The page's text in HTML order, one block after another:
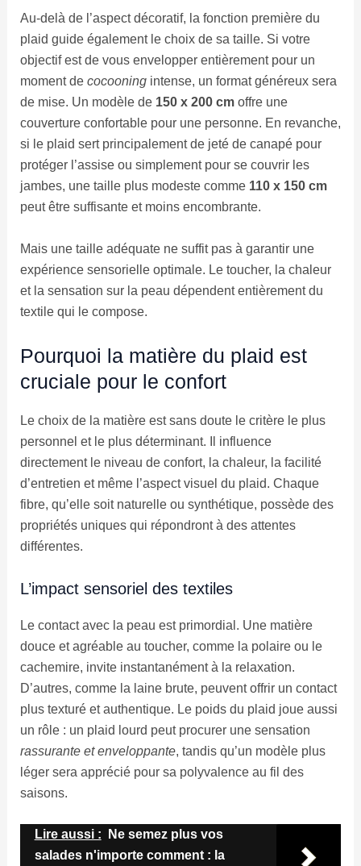
Au-delà de l’aspect décoratif, la fonction première du
plaid guide également le choix de sa taille. Si votre
objectif est de vous envelopper entièrement pour un
moment de cocooningintense, un format généreux sera
de mise. Un modèle de 150 x 200 cmoffre une
couverture confortable pour une personne. En revanche,
si le plaid sert principalement de jeté de canapé pour
protéger l’assise ou simplement pour se couvrir les
jambes, une taille plus modeste comme 110 x 150 cm
peut être suffisante et moins encombrante.
Mais une taille adéquate ne suffit pas à garantir une
expérience sensorielle optimale. Le toucher, la chaleur
et la sensation sur la peau dépendent entièrement du
textile qui le compose.
Pourquoi la matière du plaid est
cruciale pour le confort
Le choix de la matière est sans doute le critère le plus
personnel et le plus déterminant. Il influence
directement le niveau de confort, la chaleur, la facilité
d’entretien et même l’aspect visuel du plaid. Chaque
fibre, qu’elle soit naturelle ou synthétique, possède des
propriétés uniques qui répondront à des attentes
différentes.
L’impact sensoriel des textiles
Le contact avec la peau est primordial. Une matière
douce et agréable au toucher, comme la polaire ou le
cachemire, invite instantanément à la relaxation.
D’autres, comme la laine brute, peuvent offrir un contact
plus texturé et authentique. Le poids du plaid joue aussi
un rôle : un plaid lourd peut procurer une sensation
rassurante et enveloppante, tandis qu’un modèle plus
léger sera apprécié pour sa polyvalence au fil des
saisons.
Lire aussi :
Ne semez plus vos
salades n'importe comment : la